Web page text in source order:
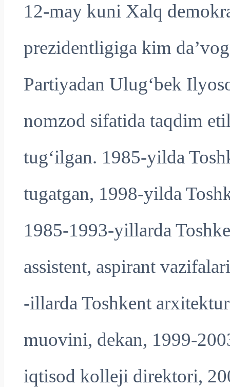
12-may kuni Xalq
prezidentligiga kim
Partiyadan Ulug‘bek
nomzod sifatida taqdim
tug‘ilgan. 1985-yilda
tugatgan, 1998-yilda
1985-1993-yillarda
assistent, aspirant
-illarda Toshkent
muovini, dekan, 1999-
iqtisod kolleji direktori,